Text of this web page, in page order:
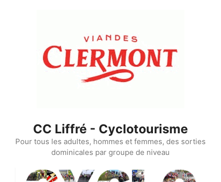
CC Liffré - Cyclotourisme
Pour tous les adultes, hommes et femmes, des sorties
dominicales par groupe de niveau